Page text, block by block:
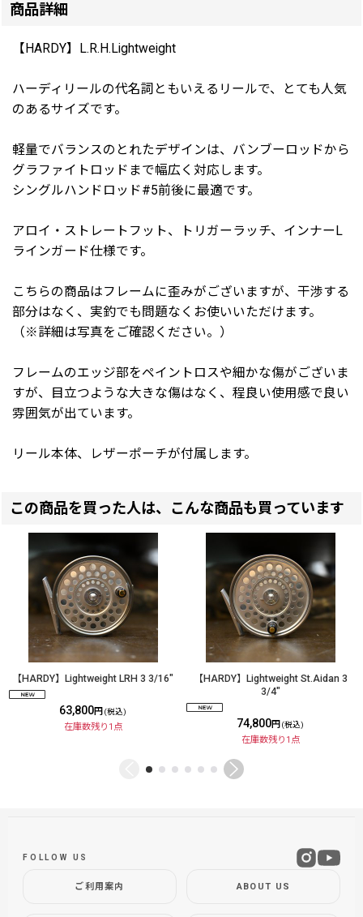
商品詳細
【HARDY】L.R.H.Lightweight
ハーディリールの代名詞ともいえるリールで、とても人気
のあるサイズです。
軽量でバランスのとれたデザインは、バンブーロッドから
グラファイトロッドまで幅広く対応します。
シングルハンドロッド#5前後に最適です。
アロイ・ストレートフット、トリガーラッチ、インナーL
ラインガード仕様です。
こちらの商品はフレームに歪みがございますが、干渉する
部分はなく、実釣でも問題なくお使いいただけます。
（※詳細は写真をご確認ください。）
フレームのエッジ部をペイントロスや細かな傷がございま
すが、目立つような大きな傷はなく、程良い使用感で良い
雰囲気が出ています。
リール本体、レザーポーチが付属します。
この商品を買った人は、こんな商品も買っています
【HARDY】Lightweight LRH 3 3/16"
63,800円 (税込)
在庫数残り1点
【HARDY】Lightweight St.Aidan 3
3/4"
74,800円 (税込)
在庫数残り1点
ご利用案内 ABOUT US
FOLLOW US